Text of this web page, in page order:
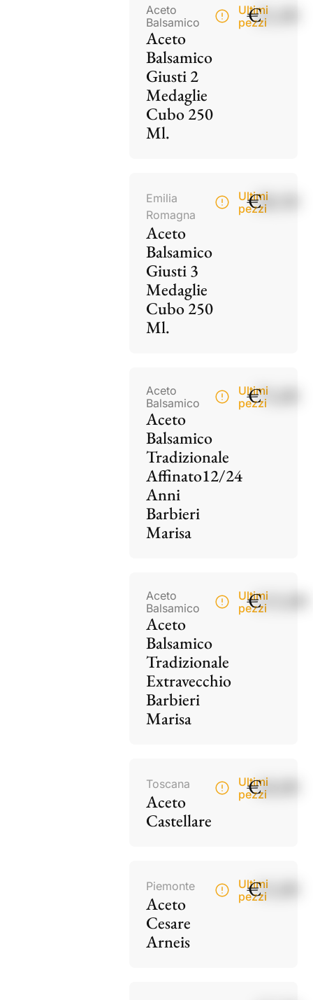
Aceto
Balsamico
Aceto
Balsamico
Giusti 2
Medaglie
Cubo 250
Ml.
Ultimi
pezzi
€21,00
Emilia
Romagna
Aceto
Balsamico
Giusti 3
Medaglie
Cubo 250
Ml.
Ultimi
pezzi
€28,50
Aceto
Balsamico
Aceto
Balsamico
Tradizionale
Affinato12/24
Anni
Barbieri
Marisa
Ultimi
pezzi
€75,00
Aceto
Balsamico
Aceto
Balsamico
Tradizionale
Extravecchio
Barbieri
Marisa
Ultimi
pezzi
€115,00
Toscana
Aceto
Castellare
Ultimi
pezzi
€18,00
Piemonte
Aceto
Cesare
Arneis
Ultimi
pezzi
€15,00